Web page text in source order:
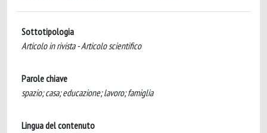
Sottotipologia
Articolo in rivista - Articolo scientifico
Parole chiave
spazio; casa; educazione; lavoro; famiglia
Lingua del contenuto